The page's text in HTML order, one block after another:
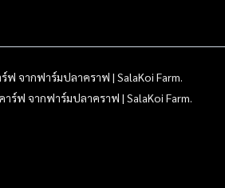
ฟ จากฟาร์มปลาคราฟ | SalaKoi Farm.
าร์ฟ จากฟาร์มปลาคราฟ | SalaKoi Farm.